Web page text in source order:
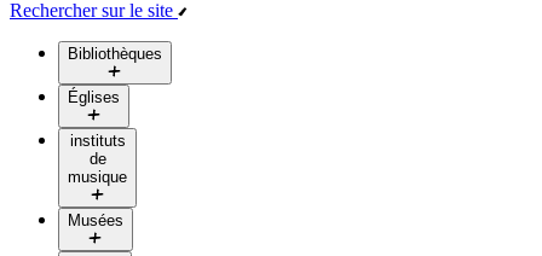
Rechercher sur le site
Bibliothèques
Églises
instituts
de
musique
Musées